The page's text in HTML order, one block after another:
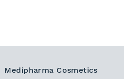
Medipharma Cosmetics